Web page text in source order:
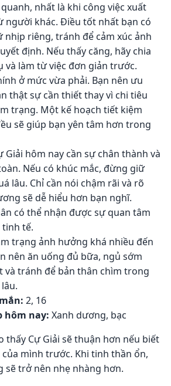
nhất là khi công việc xuất
người khác. Điều tốt nhất bạn có
nhịp riêng, tránh để cảm xúc ảnh
định. Nếu thấy căng, hãy chia
và làm từ việc đơn giản trước.
ở mức vừa phải. Bạn nên ưu
thật sự cần thiết thay vì chi tiêu
trạng. Một kế hoạch tiết kiệm
sẽ giúp bạn yên tâm hơn trong
Giải hôm nay cần sự chân thành và
Nếu có khúc mắc, đừng giữ
lâu. Chỉ cần nói chậm rãi và rõ
sẽ dễ hiểu hơn bạn nghĩ.
có thể nhận được sự quan tâm
tế.
trạng ảnh hưởng khá nhiều đến
nên ăn uống đủ bữa, ngủ sớm
và tránh để bản thân chìm trong
2, 16
hôm nay: Xanh dương, bạc
thấy Cự Giải sẽ thuận hơn nếu biết
của mình trước. Khi tinh thần ổn,
sẽ trở nên nhẹ nhàng hơn.